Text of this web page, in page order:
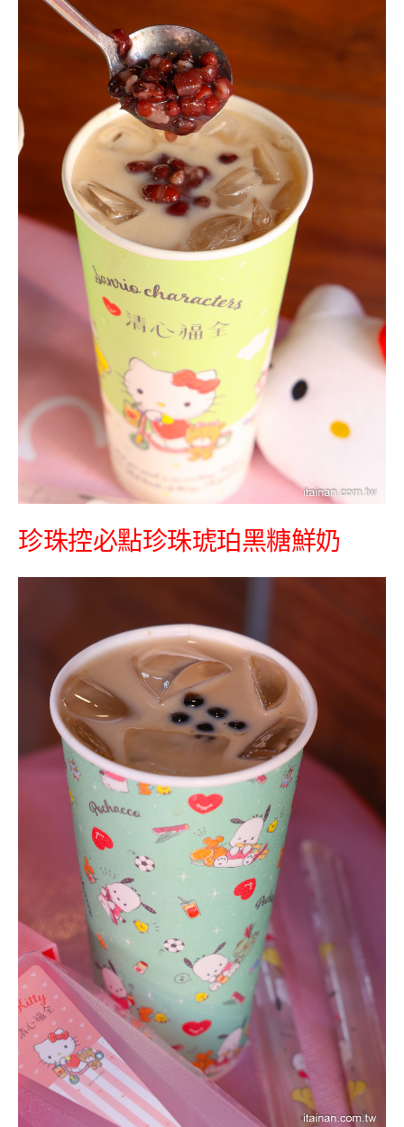
珍珠控必點珍珠琥珀黑糖鮮奶